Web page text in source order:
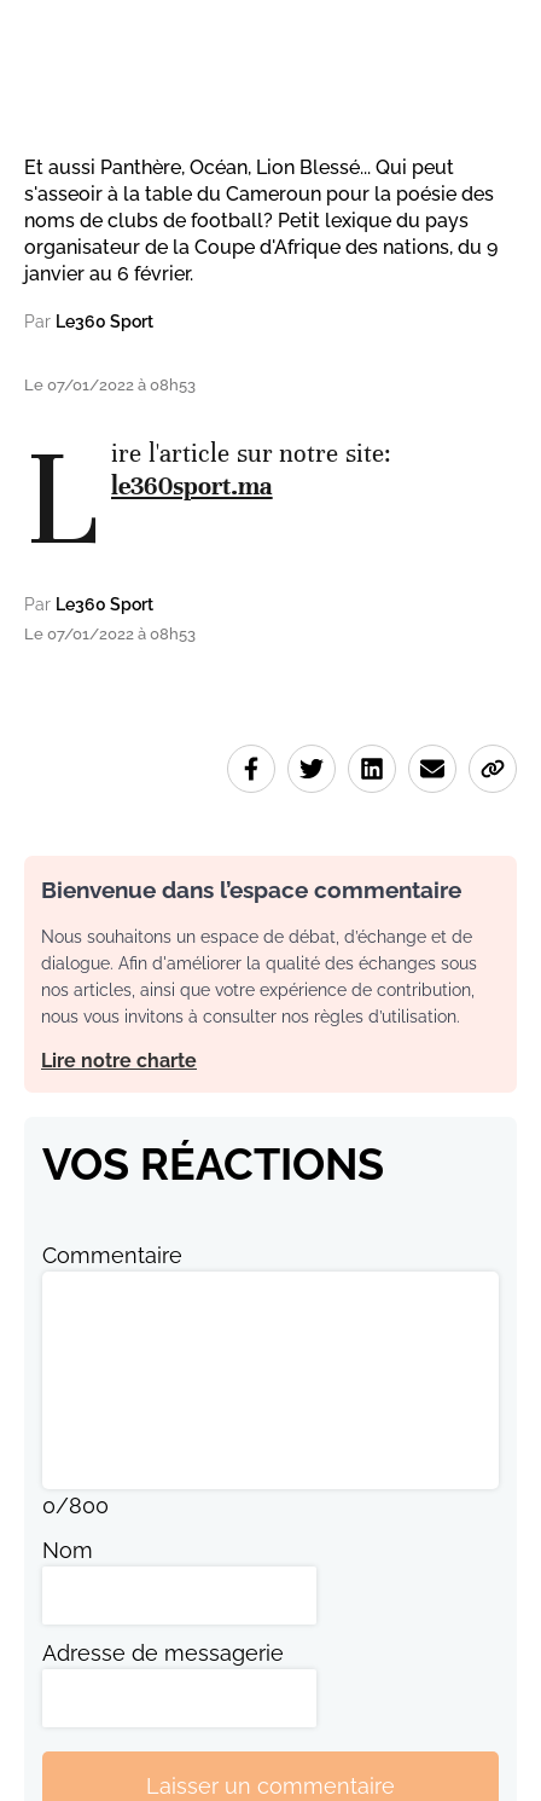
Et aussi Panthère, Océan, Lion Blessé... Qui peut
s'asseoir à la table du Cameroun pour la poésie des
noms de clubs de football? Petit lexique du pays
organisateur de la Coupe d'Afrique des nations, du 9
janvier au 6 février.
Par Le360 Sport
Le 07/01/2022 à 08h53
L ire l'article sur notre site:
le360sport.ma
Par Le360 Sport
Le 07/01/2022 à 08h53
Bienvenue dans l’espace commentaire
Nous souhaitons un espace de débat, d’échange et de
dialogue. Afin d'améliorer la qualité des échanges sous
nos articles, ainsi que votre expérience de contribution,
nous vous invitons à consulter nos règles d’utilisation.
Lire notre charte
VOS RÉACTIONS
Commentaire
0/800
Nom
Adresse de messagerie
Laisser un commentaire